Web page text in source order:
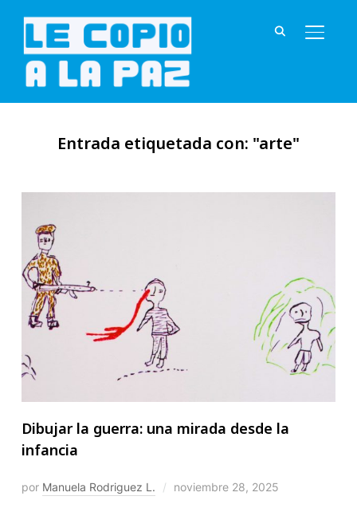
Entrada etiquetada con: "arte"
Dibujar la guerra: una mirada desde la
infancia
por Manuela Rodriguez L. noviembre 28, 2025